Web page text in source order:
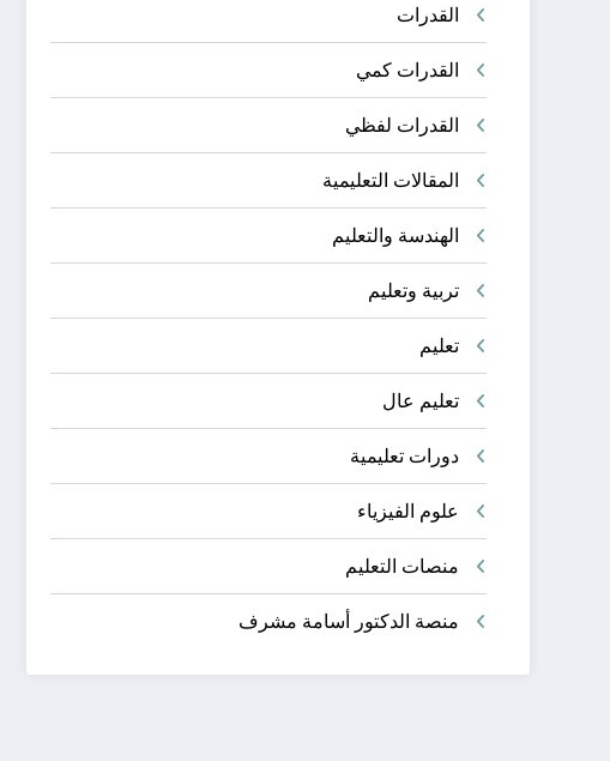
القدرات
القدرات كمي
القدرات لفظي
المقالات التعليمية
الهندسة والتعليم
تربية وتعليم
تعليم
تعليم عال
دورات تعليمية
علوم الفيزياء
منصات التعليم
منصة الدكتور أسامة مشرف